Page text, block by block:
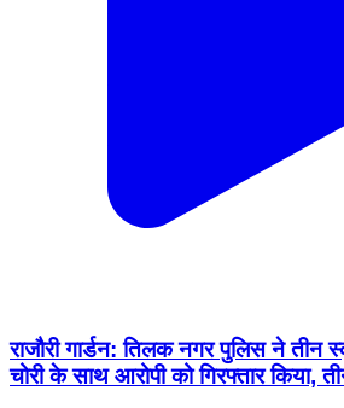
राजौरी गार्डन: तिलक नगर पुलिस ने तीन
चोरी के साथ आरोपी को गिरफ्तार किया,